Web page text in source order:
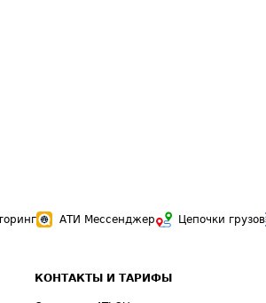
АТИ Мессенджер Цепочки грузов
КОНТАКТЫ И ТАРИФЫ